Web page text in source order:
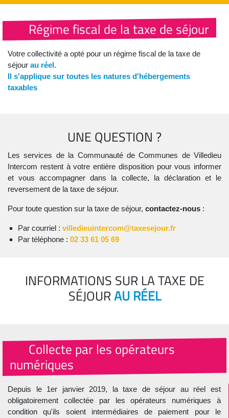
Régime fiscal de la taxe de séjour
Votre collectivité a opté pour un régime fiscal de la taxe de
séjour au réel.
Il s'applique sur toutes les natures d'hébergements
taxables
UNE QUESTION ?
Les services de la Communauté de Communes de Villedieu
Intercom restent à votre entière disposition pour vous informer
et vous accompagner dans la collecte, la déclaration et le
reversement de la taxe de séjour.
Pour toute question sur la taxe de séjour, contactez-nous :
Par courriel : villedieuintercom@taxesejour.fr
Par téléphone : 02 33 61 05 69
INFORMATIONS SUR LA TAXE DE
SÉJOURAU RÉEL
Collecte par les opérateurs
numériques
Depuis le 1er janvier 2019, la taxe de séjour au réel est
obligatoirement collectée par les opérateurs numériques à
condition qu'ils soient intermédiaires de paiement pour le